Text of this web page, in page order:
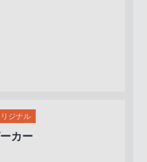
ジナル
カー